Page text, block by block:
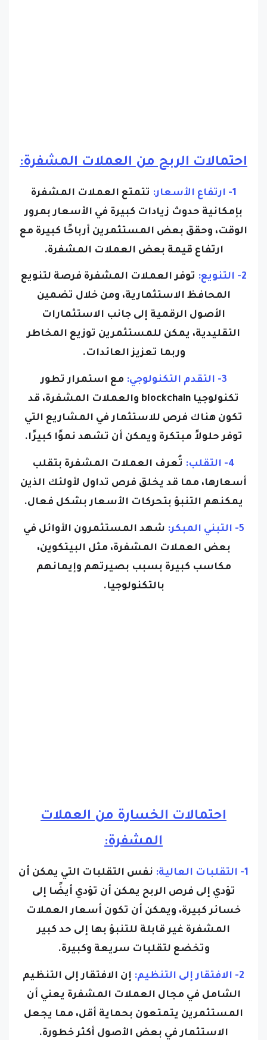
احتمالات الربح من العملات المشفرة:
1- ارتفاع الأسعار:
تتمتع العملات المشفرة
بإمكانية حدوث زيادات كبيرة في الأسعار بمرور
الوقت، وحقق بعض المستثمرين أرباحًا كبيرة مع
ارتفاع قيمة بعض العملات المشفرة.
2- التنويع:
توفر العملات المشفرة فرصة لتنويع
المحافظ الاستثمارية، ومن خلال تضمين
الأصول الرقمية إلى جانب الاستثمارات
التقليدية، يمكن للمستثمرين توزيع المخاطر
وربما تعزيز العائدات.
3- التقدم التكنولوجي:
مع استمرار تطور
تكنولوجيا blockchain والعملات المشفرة، قد
تكون هناك فرص للاستثمار في المشاريع التي
توفر حلولاً مبتكرة ويمكن أن تشهد نموًا كبيرًا.
4- التقلب:
تُعرف العملات المشفرة بتقلب
أسعارها، مما قد يخلق فرص تداول لأولئك الذين
يمكنهم التنبؤ بتحركات الأسعار بشكل فعال.
5- التبني المبكر:
شهد المستثمرون الأوائل في
بعض العملات المشفرة، مثل البيتكوين،
مكاسب كبيرة بسبب بصيرتهم وإيمانهم
بالتكنولوجيا.
احتمالات الخسارة من العملات
المشفرة:
1- التقلبات العالية:
نفس التقلبات التي يمكن أن
تؤدي إلى فرص الربح يمكن أن تؤدي أيضًا إلى
خسائر كبيرة، ويمكن أن تكون أسعار العملات
المشفرة غير قابلة للتنبؤ بها إلى حد كبير
وتخضع لتقلبات سريعة وكبيرة.
2- الافتقار إلى التنظيم:
إن الافتقار إلى التنظيم
الشامل في مجال العملات المشفرة يعني أن
المستثمرين يتمتعون بحماية أقل، مما يجعل
الاستثمار في بعض الأصول أكثر خطورة.